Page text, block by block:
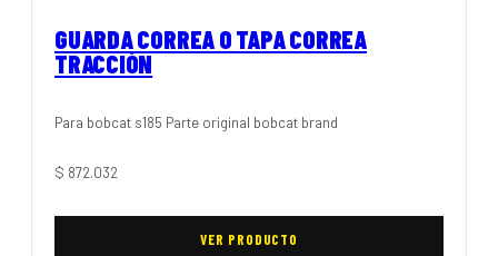
GUARDA CORREA O TAPA CORREA
TRACCIÓN
Para bobcat s185 Parte original bobcat brand
$ 872.032
VER PRODUCTO